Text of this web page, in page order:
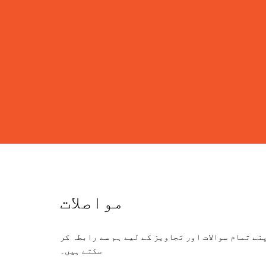
مواصلات
تمام سوالات اور تجاویز کے لیے ہم سے رابطہ کر